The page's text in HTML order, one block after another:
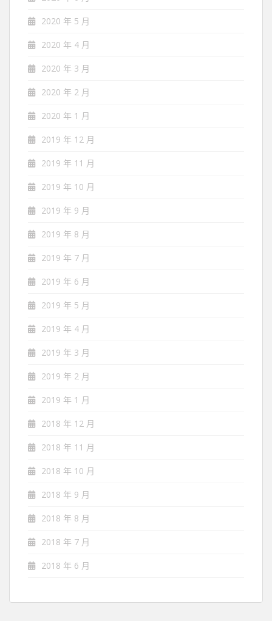
2020 年 5 月
2020 年 4 月
2020 年 3 月
2020 年 2 月
2020 年 1 月
2019 年 12 月
2019 年 11 月
2019 年 10 月
2019 年 9 月
2019 年 8 月
2019 年 7 月
2019 年 6 月
2019 年 5 月
2019 年 4 月
2019 年 3 月
2019 年 2 月
2019 年 1 月
2018 年 12 月
2018 年 11 月
2018 年 10 月
2018 年 9 月
2018 年 8 月
2018 年 7 月
2018 年 6 月